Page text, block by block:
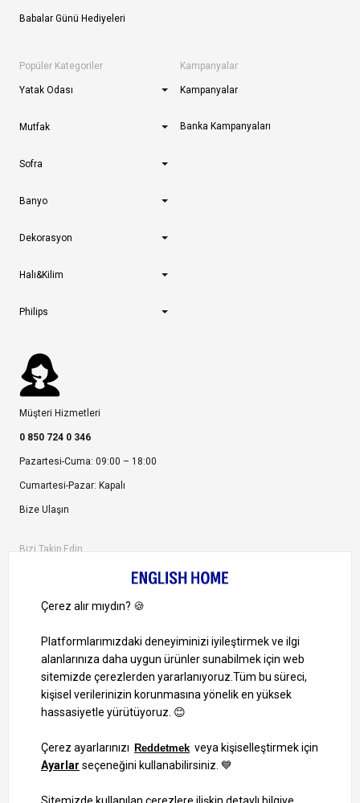
Babalar Günü Hediyeleri
Popüler Kategoriler
Yatak Odası
Mutfak
Sofra
Banyo
Dekorasyon
Halı&Kilim
Philips
Kampanyalar
Kampanyalar
Banka Kampanyaları
Müşteri Hizmetleri
0 850 724 0 346
Pazartesi-Cuma: 09:00 – 18:00
Cumartesi-Pazar: Kapalı
Bize Ulaşın
Bizi Takip Edin
1000 TL ve Üzeri Alışverişlerinizde Kargo Bedava!
Bilgi Toplum Hizmetleri
KVKK Veri İşleme Politikamız